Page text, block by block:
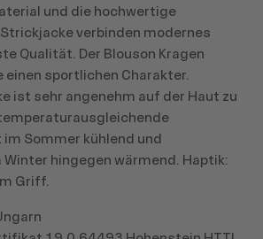
und die hochwertige
verbinden modernes
Qualität. Der Blouson Kragen
einen sportlichen Charakter.
ist sehr angenehm auf der Haut zu
Sommer kühlend und
hingegen wärmend. Haptik:
Griff.